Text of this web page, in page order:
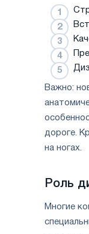
Важно:
дороге.
на ногах.
Роль
Многие